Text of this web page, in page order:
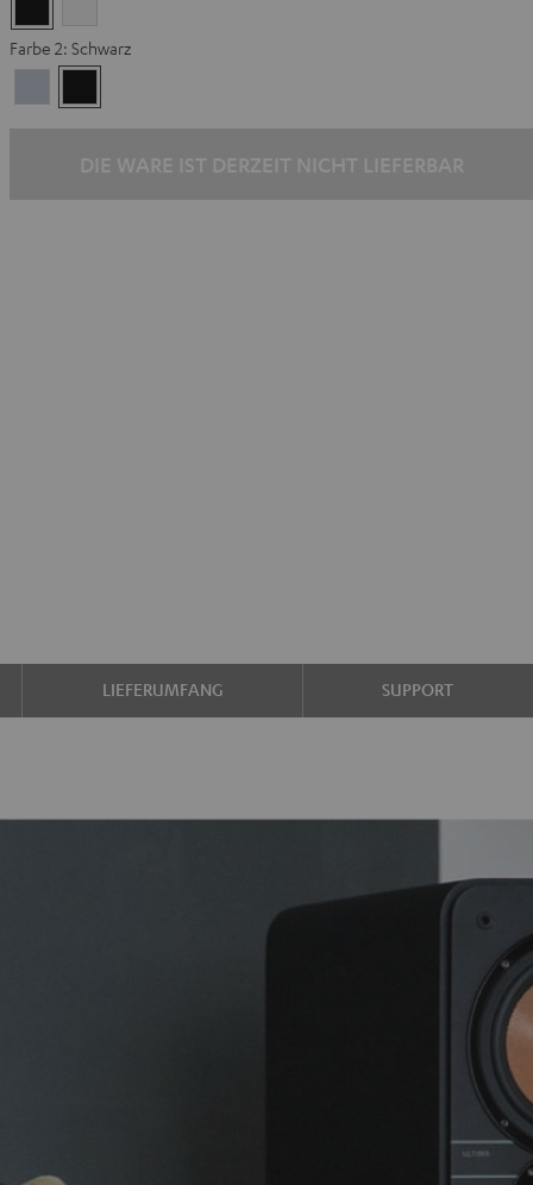
Farbe 2: Schwarz
Silber
LIEFERUMFANG SUPPORT